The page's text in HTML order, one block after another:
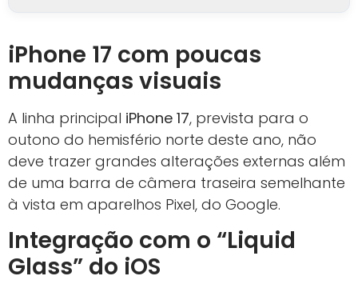
iPhone 17 com poucas
mudanças visuais
A linha principal iPhone 17, prevista para o
outono do hemisfério norte deste ano, não
deve trazer grandes alterações externas além
de uma barra de câmera traseira semelhante
à vista em aparelhos Pixel, do Google.
Integração com o “Liquid
Glass” do iOS